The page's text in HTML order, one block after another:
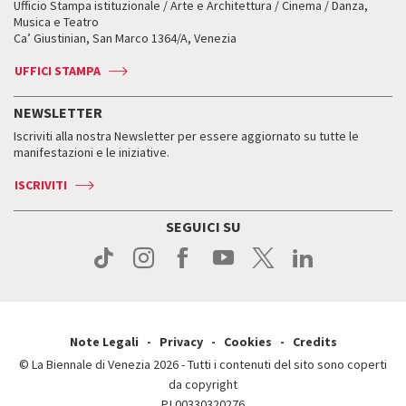
Servizi al pubblico
Come raggiungerci
Press
Orari e sedi
Accrediti
Come raggiungerci
Orari e sedi
Biglietti
Accrediti
Come raggiungerci
Contatti
Press
Servizi al pubblico
Come raggiungerci
Press
Leone d’oro alla carriera
Leone d’argento
Edizioni passate
Orari e sedi
Biglietti
Servizi al pubblico
Come raggiungerci
Contatti
Fondi e Collezioni
Biennale College ASAC
ASAC DATI
Storia
Orari e sedi
Ufficio Stampa istituzionale / Arte e Architettura / Cinema / Danza,
Musica e Teatro
Ca’ Giustinian, San Marco 1364/A, Venezia
UFFICI STAMPA
NEWSLETTER
Iscriviti alla nostra Newsletter per essere aggiornato su tutte le
manifestazioni e le iniziative.
ISCRIVITI
SEGUICI SU
Note Legali Privacy Cookies
Credits
© La Biennale di Venezia 2026 - Tutti i contenuti del sito sono coperti
da copyright